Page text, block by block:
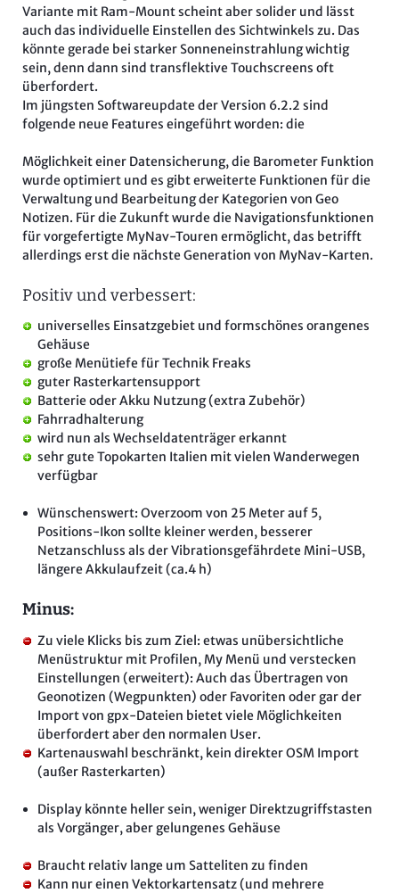
Variante mit Ram-Mount scheint aber solider und lässt
auch das individuelle Einstellen des Sichtwinkels zu. Das
könnte gerade bei starker Sonneneinstrahlung wichtig
sein, denn dann sind transflektive Touchscreens oft
überfordert.
Im jüngsten Softwareupdate der Version 6.2.2 sind
folgende neue Features eingeführt worden: die
Möglichkeit einer Datensicherung, die Barometer Funktion
wurde optimiert und es gibt erweiterte Funktionen für die
Verwaltung und Bearbeitung der Kategorien von Geo
Notizen. Für die Zukunft wurde die Navigationsfunktionen
für vorgefertigte MyNav-Touren ermöglicht, das betrifft
allerdings erst die nächste Generation von MyNav-Karten.
Positiv und verbessert:
universelles Einsatzgebiet und formschönes orangenes
Gehäuse
große Menütiefe für Technik Freaks
guter Rasterkartensupport
Batterie oder Akku Nutzung (extra Zubehör)
Fahrradhalterung
wird nun als Wechseldatenträger erkannt
sehr gute Topokarten Italien mit vielen Wanderwegen
verfügbar
Wünschenswert: Overzoom von 25 Meter auf 5,
Positions-Ikon sollte kleiner werden, besserer
Netzanschluss als der Vibrationsgefährdete Mini-USB,
längere Akkulaufzeit (ca.4 h)
Minus:
Zu viele Klicks bis zum Ziel: etwas unübersichtliche
Menüstruktur mit Profilen, My Menü und verstecken
Einstellungen (erweitert): Auch das Übertragen von
Geonotizen (Wegpunkten) oder Favoriten oder gar der
Import von gpx-Dateien bietet viele Möglichkeiten
überfordert aber den normalen User.
Kartenauswahl beschränkt, kein direkter OSM Import
(außer Rasterkarten)
Display könnte heller sein, weniger Direktzugriffstasten
als Vorgänger, aber gelungenes Gehäuse
Braucht relativ lange um Satteliten zu finden
Kann nur einen Vektorkartensatz (und mehrere